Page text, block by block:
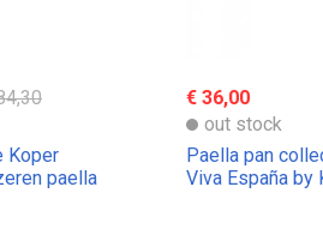
Koper
paella
€ 36,00
out stock
Paella pan
Viva España by